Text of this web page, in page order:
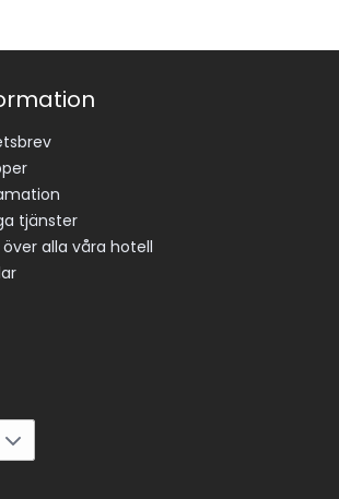
tjänster
över alla våra hotell